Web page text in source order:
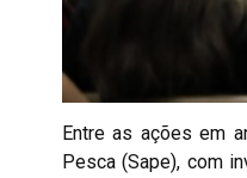
Entre as ações em
Pesca (Sape), com